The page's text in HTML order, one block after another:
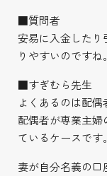
■質問者
安易に入金したり
りやすいのですね。
■すぎむら先生
よくあるのは配偶
配偶者が専業主婦
ているケースです。
妻が自分名義の口